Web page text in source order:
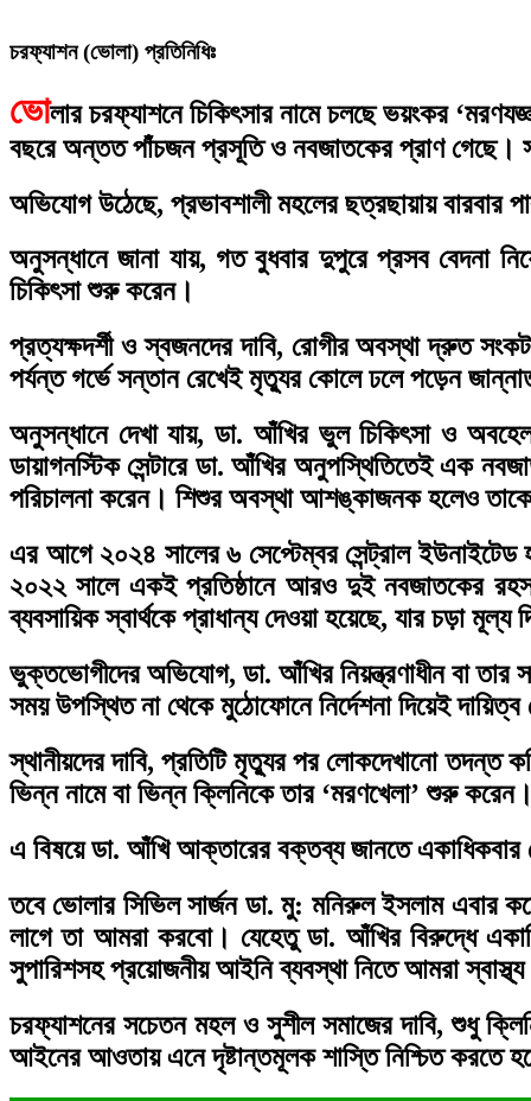
চরফ্যাশন (ভোলা) প্রতিনিধিঃ
ভোলার চরফ্যাশনে চিকিৎসার নামে চলছে ভয়ংকর
বছরে অন্তত পাঁচজন প্রসূতি ও নবজাতকের প্রাণ গেছে।
অভিযোগ উঠেছে, প্রভাবশালী মহলের ছত্রছায়ায় বারবার
অনুসন্ধানে জানা যায়, গত বুধবার দুপুরে প্রসব বেদনা
চিকিৎসা শুরু করেন।
প্রত্যক্ষদর্শী ও স্বজনদের দাবি, রোগীর অবস্থা দ্রুত
পর্যন্ত গর্ভে সন্তান রেখেই মৃত্যুর কোলে ঢলে পড়েন
অনুসন্ধানে দেখা যায়, ডা. আঁখির ভুল চিকিৎসা ও
ডায়াগনস্টিক সেন্টারে ডা. আঁখির অনুপস্থিতিতেই এক
পরিচালনা করেন। শিশুর অবস্থা আশঙ্কাজনক হলেও তাকে
এর আগে ২০২৪ সালের ৬ সেপ্টেম্বর সেন্ট্রাল
২০২২ সালে একই প্রতিষ্ঠানে আরও দুই নবজাতকের
ব্যবসায়িক স্বার্থকে প্রাধান্য দেওয়া হয়েছে, যার চড়া মূল্য
ভুক্তভোগীদের অভিযোগ, ডা. আঁখির নিয়ন্ত্রণাধীন বা
সময় উপস্থিত না থেকে মুঠোফোনে নির্দেশনা দিয়েই
স্থানীয়দের দাবি, প্রতিটি মৃত্যুর পর লোকদেখানো তদন্ত
ভিন্ন নামে বা ভিন্ন ক্লিনিকে তার ‘মরণখেলা’ শুরু
এ বিষয়ে ডা. আঁখি আক্তারের বক্তব্য জানতে একাধিকবার
তবে ভোলার সিভিল সার্জন ডা. মু: মনিরুল ইসলাম এবার
লাগে তা আমরা করবো। যেহেতু ডা. আঁখির বিরুদ্ধে
সুপারিশসহ প্রয়োজনীয় আইনি ব্যবস্থা নিতে আমরা
চরফ্যাশনের সচেতন মহল ও সুশীল সমাজের দাবি, শুধু
আইনের আওতায় এনে দৃষ্টান্তমূলক শাস্তি নিশ্চিত করতে